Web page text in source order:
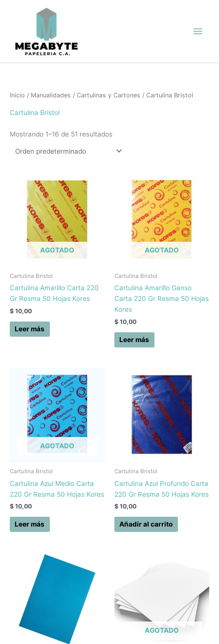
Inicio / Manualidades / Cartulinas y Cartones / Cartulina Bristol
Cartulina Bristol
Mostrando 1–16 de 51 resultados
AGOTADO
Cartulina Bristol
Cartulina Amarillo Carta 220
Gr Resma 50 Hojas Kores
$ 10,00
Leer más
AGOTADO
Cartulina Bristol
Cartulina Amarillo Ganso
Carta 220 Gr Resma 50 Hojas
Kores
$ 10,00
Leer más
AGOTADO
Cartulina Bristol
Cartulina Azul Medio Carta
220 Gr Resma 50 Hojas Kores
$ 10,00
Leer más
Cartulina Bristol
Cartulina Azul Profundo Carta
220 Gr Resma 50 Hojas Kores
$ 10,00
Añadir al carrito
AGOTADO